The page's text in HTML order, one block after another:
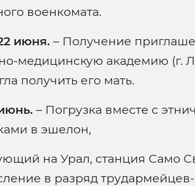
военкомата.
июня. – Получение
медицинскую академию (г.
получить его мать.
– Погрузка вместе с
в эшелон,
на Урал, станция Само
в разряд